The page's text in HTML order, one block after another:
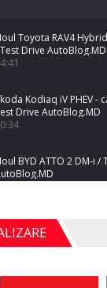
Toyota RAV4 Hybrid
Drive AutoBlog.MD
Kodiaq iV PHEV -
Drive AutoBlog.MD
BYD ATTO 2 DM-i /
Mercedes-Benz S-
V223) / Test